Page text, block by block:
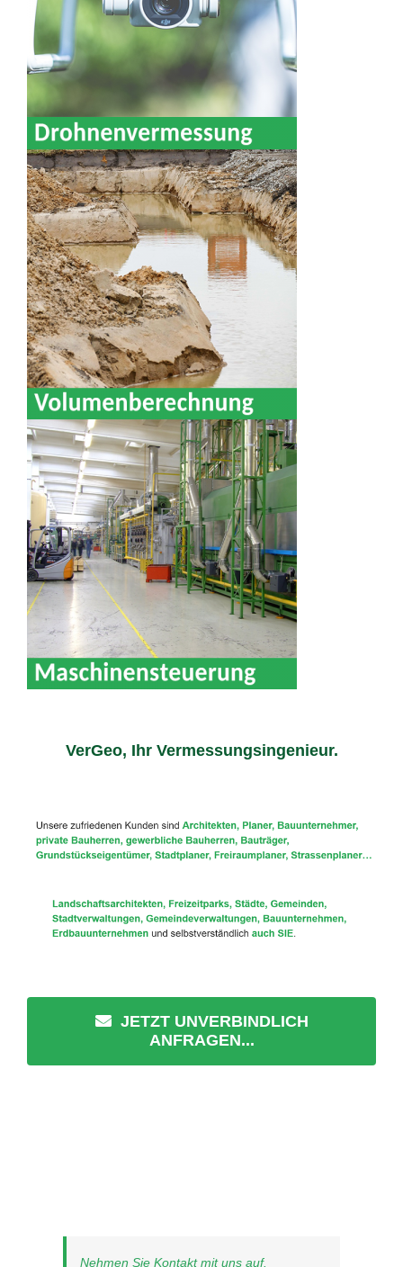
VerGeo, Ihr Vermessungsingenieur.
JETZT UNVERBINDLICH
ANFRAGEN...
Nehmen Sie Kontakt mit uns auf.